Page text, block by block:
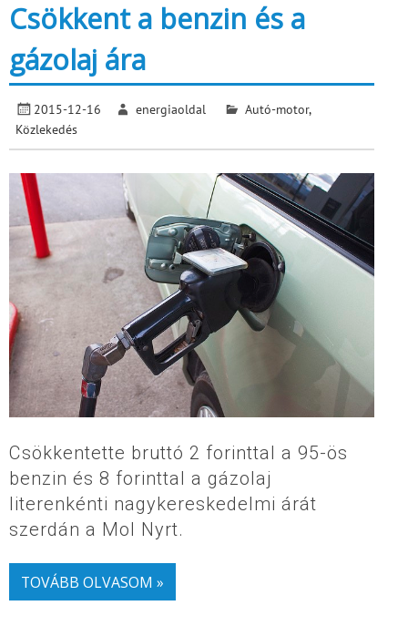
Csökkent a benzin és a
gázolaj ára
2015-12-16 energiaoldal Autó-motor,
Közlekedés
Csökkentette bruttó 2 forinttal a 95-ös
benzin és 8 forinttal a gázolaj
literenkénti nagykereskedelmi árát
szerdán a Mol Nyrt.
TOVÁBB OLVASOM »